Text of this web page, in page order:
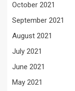
October 2021
September 2021
August 2021
July 2021
June 2021
May 2021